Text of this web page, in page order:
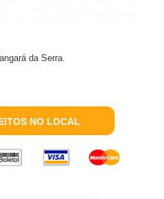
da Serra.
NO LOCAL